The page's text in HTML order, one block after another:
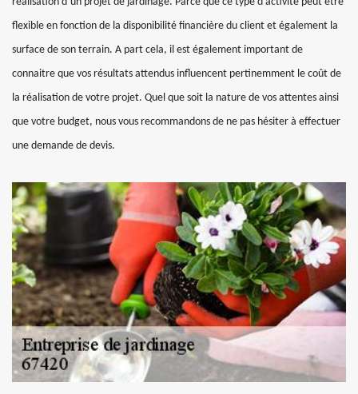
flexible en fonction de la disponibilité financière du client et également la
surface de son terrain. A part cela, il est également important de
connaitre que vos résultats attendus influencent pertinemment le coût de
la réalisation de votre projet. Quel que soit la nature de vos attentes ainsi
que votre budget, nous vous recommandons de ne pas hésiter à effectuer
une demande de devis.